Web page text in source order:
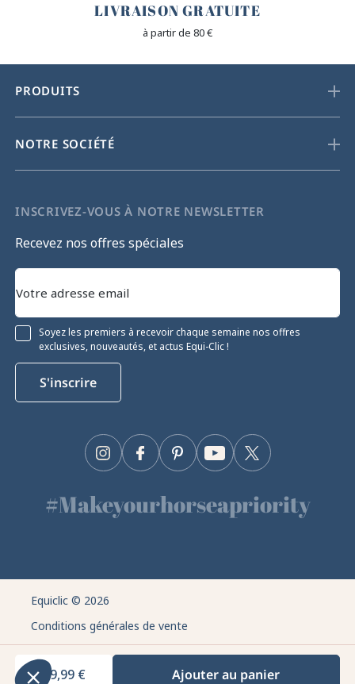
davantage d'informations et/ou
cliquez sur le bouton sur « Paramétrer
certifiés par
29,99 € Ajouter au panier
LIVRAISON GRATUITE
à partir de 80 €
PRODUITS
NOTRE SOCIÉTÉ
INSCRIVEZ-VOUS À NOTRE NEWSLETTER
Recevez nos offres spéciales
Soyez les premiers à recevoir chaque semaine nos offres
exclusives, nouveautés, et actus Equi-Clic !
S'inscrire
Facebook Twitter
YouTube
Pinterest
Instagram
#Makeyourhorseapriority
Equiclic © 2026
Conditions générales de vente
Politique de confidentialité
Gestion des cookies